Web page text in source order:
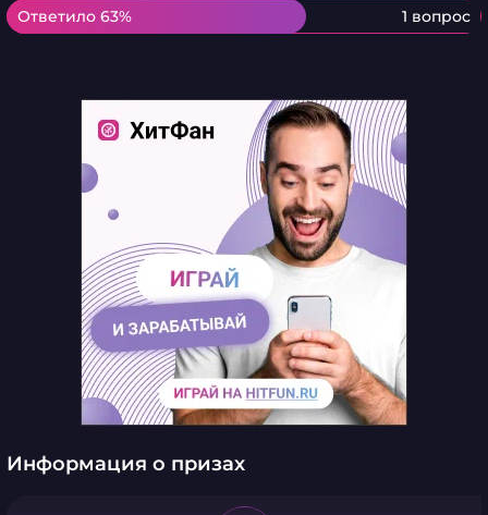
Ответило 63% 1 вопрос
Ответило 63%
Информация о призах